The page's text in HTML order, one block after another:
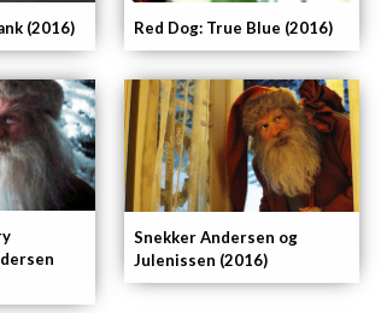
Snekker Andersen og
Julenissen (2016)
Red Dog: True Blue (2016)
(2016)